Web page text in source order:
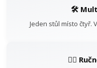
🛠️
Jeden stůl místo čtyř.
👷‍♂️